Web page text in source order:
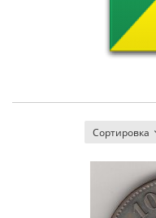
Сортировка